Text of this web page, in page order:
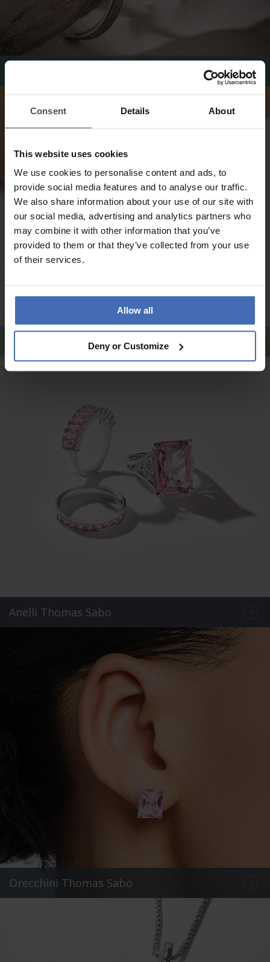
Consent Details About
This website uses cookies
We use cookies to personalise content and ads, to
provide social media features and to analyse our traffic.
We also share information about your use of our site with
our social media, advertising and analytics partners who
may combine it with other information that you’ve
provided to them or that they’ve collected from your use
of their services.
Allow all
Deny or Customize
Charms & Beads Thomas Sabo
Anelli Thomas Sabo
Orecchini Thomas Sabo